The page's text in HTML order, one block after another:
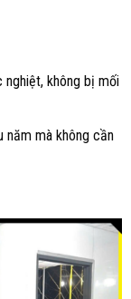
không bị mối
năm mà không cần